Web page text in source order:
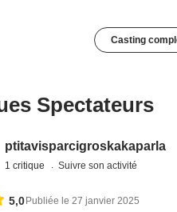
Casting
Spectateurs
ptitavisparcigroskakaparla
1 critique Suivre son activité
5,0Publiée le 27 janvier 2025